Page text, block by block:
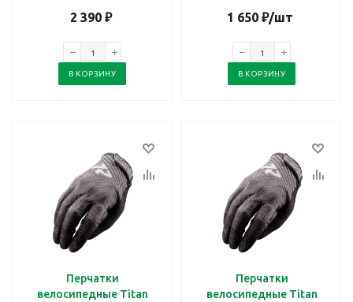
2 390₽
В КОРЗИНУ
1 650 ₽/шт
В КОРЗИНУ
Перчатки
велосипедные Titan
Перчатки
велосипедные Titan